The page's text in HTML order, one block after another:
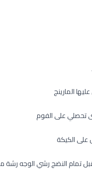
المارينج
تحصلي على الفوم
الكيكة